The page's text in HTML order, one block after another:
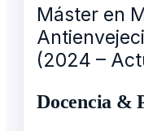
Máster en
(2024 –
Docencia &